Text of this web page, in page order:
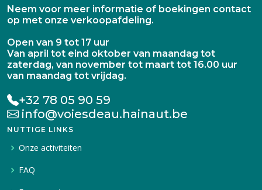
Neem voor meer informatie of boekingen contact
op met onze verkoopafdeling.
Open van 9 tot 17 uur
Van april tot eind oktober van maandag tot
zaterdag, van november tot maart tot 16.00 uur
van maandag tot vrijdag.
+32 78 05 90 59
info@voiesdeau.hainaut.be
NUTTIGE LINKS
Onze activiteiten
FAQ